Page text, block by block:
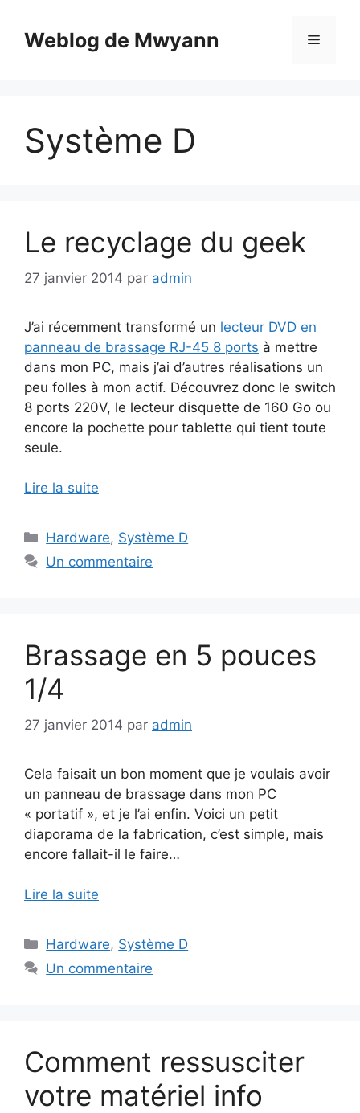
contenuWeblog de Mwyann Menu
Système D
Le recyclage du geek
27 janvier 2014 par admin
J’ai récemment transformé un lecteur DVD en
panneau de brassage RJ-45 8 ports à mettre
dans mon PC, mais j’ai d’autres réalisations un
peu folles à mon actif. Découvrez donc le switch
8 ports 220V, le lecteur disquette de 160 Go ou
encore la pochette pour tablette qui tient toute
seule.
Lire la suite
Catégories
Hardware, Système D
Un commentaire
Brassage en 5 pouces
1/4
27 janvier 2014 par admin
Cela faisait un bon moment que je voulais avoir
un panneau de brassage dans mon PC
« portatif », et je l’ai enfin. Voici un petit
diaporama de la fabrication, c’est simple, mais
encore fallait-il le faire…
Lire la suite
Catégories
Hardware, Système D
Un commentaire
Comment ressusciter
votre matériel info